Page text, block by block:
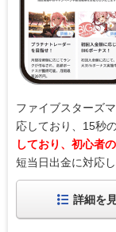
ファイブスターズ
応しており、15秒
しており、初心者
短当日出金に対応し
詳細を